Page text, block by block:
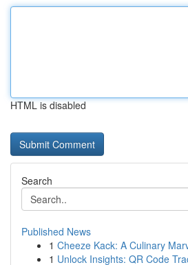
HTML is disabled
Search
Published News
1 Cheeze Kack: A Culinary
1 Unlock Insights: QR Code